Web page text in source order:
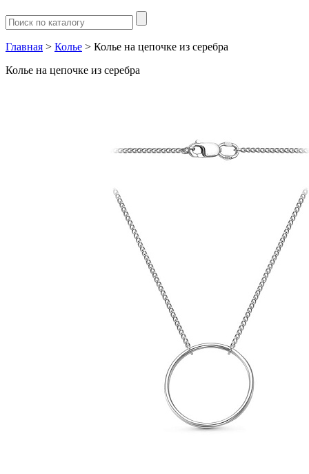
Главная > Колье > Колье на цепочке из серебра
Колье на цепочке из серебра